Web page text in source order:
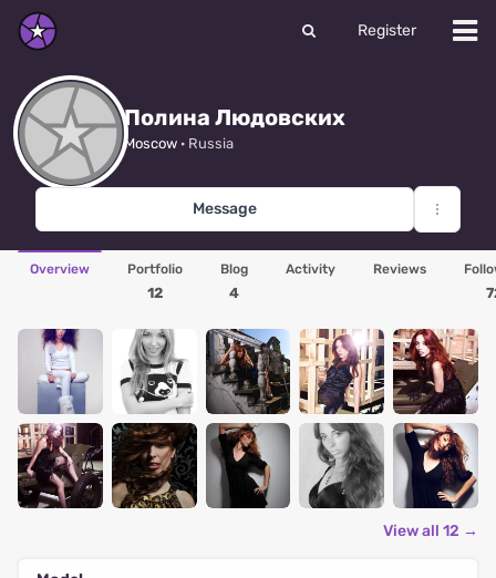
Register
Полина Людовских
Moscow · Russia
Message
Overview Portfolio
12
Blog
4
Activity Reviews
View all 12 →